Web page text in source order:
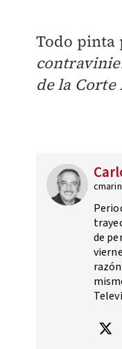
Todo pinta
de la
de